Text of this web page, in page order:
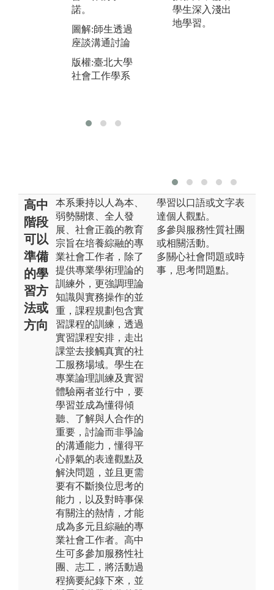
諾。
圖解:師生透過
座談溝通討論
版權:臺北大學
社會工作學系
相輔相成而促
進專業的發
學生深入淺出
地學習。
高中
階段
可以
準備
的學
習方
法或
方向
本系秉持以人為本、
弱勢關懷、全人發
展、社會正義的教育
宗旨在培養綜融的專
業社會工作者，除了
提供專業學術理論的
訓練外，更強調理論
知識與實務操作的並
重，課程規劃包含實
習課程的訓練，透過
實習課程安排，走出
課堂去接觸真實的社
工服務場域。學生在
專業論理訓練及實習
體驗兩者並行中，要
學習並成為懂得傾
聽、了解與人合作的
重要，討論而非爭論
的溝通能力，懂得平
心靜氣的表達觀點及
解決問題，並且更需
要有不斷換位思考的
能力，以及對時事保
有關注的熱情，才能
成為多元且綜融的專
業社會工作者。高中
生可多參加服務性社
團、志工，將活動過
程摘要紀錄下來，並
學習以口語或文字表
達個人觀點。
多參與服務性質社團
或相關活動。
多關心社會問題或時
事，思考問題點。